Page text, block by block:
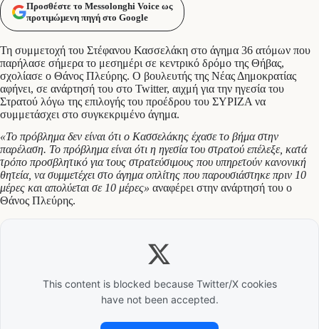
Προσθέστε το Messolonghi Voice ως
προτιμώμενη πηγή στο Google
Τη συμμετοχή του Στέφανου Κασσελάκη στο άγημα 36 ατόμων που
παρήλασε σήμερα το μεσημέρι σε κεντρικό δρόμο της Θήβας,
σχολίασε ο Θάνος Πλεύρης. Ο βουλευτής της Νέας Δημοκρατίας
αφήνει, σε ανάρτησή του στο Twitter, αιχμή για την ηγεσία του
Στρατού λόγω της επιλογής του προέδρου του ΣΥΡΙΖΑ να
συμμετάσχει στο συγκεκριμένο άγημα.
«Το πρόβλημα δεν είναι ότι ο Κασσελάκης έχασε το βήμα στην
παρέλαση. Το πρόβλημα είναι ότι η ηγεσία του στρατού επέλεξε, κατά
τρόπο προσβλητικό για τους στρατεύσιμους που υπηρετούν κανονική
θητεία, να συμμετέχει στο άγημα οπλίτης που παρουσιάστηκε πριν 10
μέρες και απολύεται σε 10 μέρες» αναφέρει στην ανάρτησή του ο
Θάνος Πλεύρης.
This content is blocked because Twitter/X cookies
have not been accepted.